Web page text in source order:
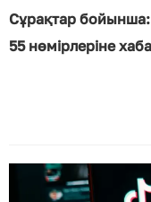
Сұрақтар
55 нөмірлеріне